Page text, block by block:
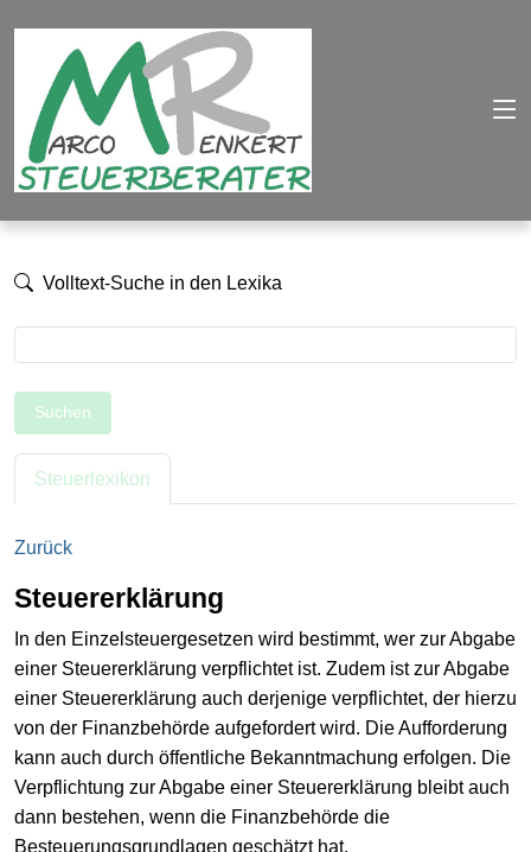
Volltext-Suche in den Lexika
Suchen
Steuerlexikon
Zurück
Steuererklärung
In den Einzelsteuergesetzen wird bestimmt, wer zur Abgabe
einer Steuererklärung verpflichtet ist. Zudem ist zur Abgabe
einer Steuererklärung auch derjenige verpflichtet, der hierzu
von der Finanzbehörde aufgefordert wird. Die Aufforderung
kann auch durch öffentliche Bekanntmachung erfolgen. Die
Verpflichtung zur Abgabe einer Steuererklärung bleibt auch
dann bestehen, wenn die Finanzbehörde die
Besteuerungsgrundlagen geschätzt hat.